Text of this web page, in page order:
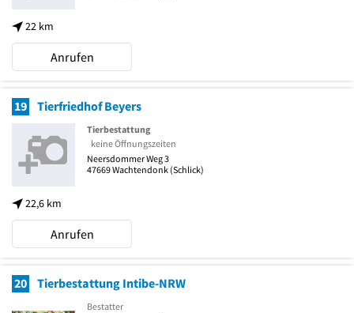
22 km
Anrufen
19 Tierfriedhof Beyers
22,6 km
Tierbestattung
keine Öffnungszeiten
Neersdommer Weg 3
47669Wachtendonk (Schlick)
Anrufen
20 Tierbestattung Intibe-NRW
Bestatter